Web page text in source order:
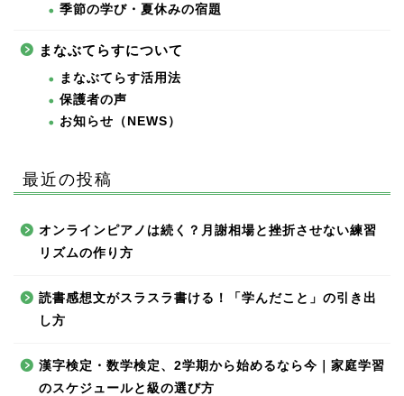
季節の学び・夏休みの宿題
まなぶてらすについて
まなぶてらす活用法
保護者の声
お知らせ（NEWS）
最近の投稿
オンラインピアノは続く？月謝相場と挫折させない練習
リズムの作り方
読書感想文がスラスラ書ける！「学んだこと」の引き出
し方
漢字検定・数学検定、2学期から始めるなら今｜家庭学習
のスケジュールと級の選び方